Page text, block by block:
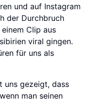
und auf Instagram
der Durchbruch
Clip aus
viral gingen.
für uns als
uns gezeigt, dass
man seinen